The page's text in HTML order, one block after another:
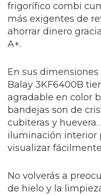
frigorífico combi
más exigentes de
ahorrar dinero
A+.
En sus dimensiones
Balay 3KF6400B
agradable en color
bandejas son de
cubiteras y
iluminación interior
visualizar
No volverás a
de hielo y la